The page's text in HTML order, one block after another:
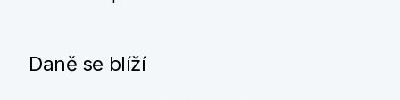
Daně se blíží